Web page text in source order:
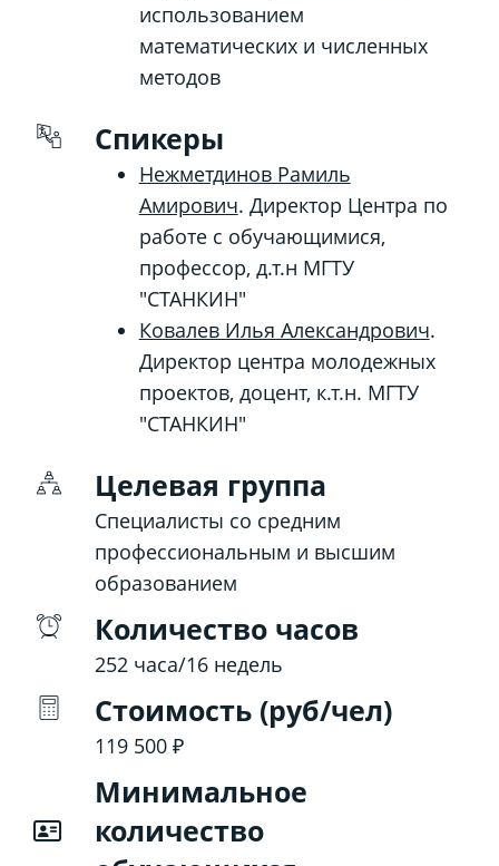
использованием
математических и численных
методов
Спикеры
Нежметдинов Рамиль
Амирович. Директор Центра по
работе с обучающимися,
профессор, д.т.н МГТУ
"СТАНКИН"
Ковалев Илья Александрович.
Директор центра молодежных
проектов, доцент, к.т.н. МГТУ
"СТАНКИН"
Целевая группа
Специалисты со средним
профессиональным и высшим
образованием
Количество часов
252 часа/16 недель
Стоимость (руб/чел)
119 500 ₽
Минимальное
количество